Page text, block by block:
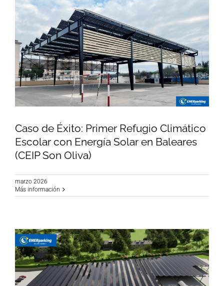
con Energía Solar en Baleares (CEIP Son Oliva)
Caso de Éxito: Primer Refugio Climático
Escolar con Energía Solar en Baleares
(CEIP Son Oliva)
marzo 2026
Más información